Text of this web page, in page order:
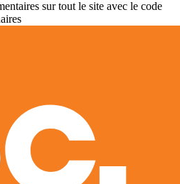
sur tout le site avec le code